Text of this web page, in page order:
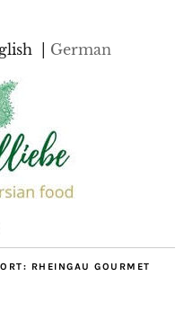
German
RHEINGAU GOURMET